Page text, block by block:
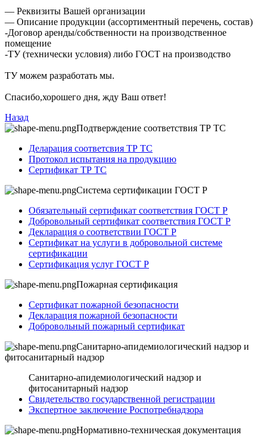
— Реквизиты Вашей организации
— Описание продукции (ассортиментный перечень, состав)
-Договор аренды/собственности на производственное
помещение
-ТУ (технически условия) либо ГОСТ на производство
ТУ можем разработать мы.
Спасибо,хорошего дня, жду Ваш ответ!
Назад
Подтверждение соответствия ТР ТС
Деларация соответсвия ТР ТС
Протокол испытания на продукцию
Сертификат ТР ТС
Система сертификации ГОСТ Р
Обязательный сертификат соответствия ГОСТ Р
Добровольный сертификат соответствия ГОСТ Р
Декларация о соответствии ГОСТ Р
Сертификат на услуги в добровольной системе
сертификации
Сертификация услуг ГОСТ Р
Пожарная сертификация
Сертификат пожарной безопасности
Декларация пожарной безопасности
Добровольный пожарный сертификат
Санитарно-апидемиологический надзор и
фитосанитарный надзор
Санитарно-апидемиологический надзор и
фитосанитарный надзор
Свидетельство государственной регистрации
Экспертное заключение Роспотребнадзора
Нормативно-техническая документация